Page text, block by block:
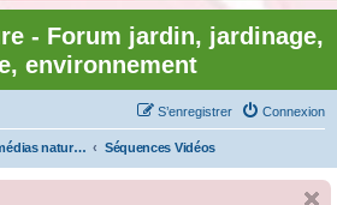
- Forum jardin, jardinage,
environnement
Connexion
S’enregistrer
Espace "médias nature" (journaux, TV, radio) Séquences Vidéos